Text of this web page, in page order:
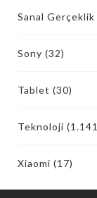
Sanal Gerçeklik
Sony (32)
Tablet (30)
Teknoloji
Xiaomi (17)